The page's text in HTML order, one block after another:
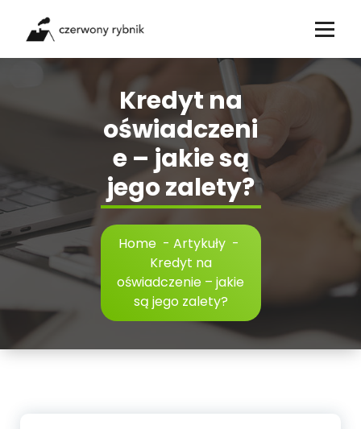
content
Kredyt na
oświadczeni
e – jakie są
jego zalety?
Home - Artykuły -
Kredyt na
oświadczenie – jakie
są jego zalety?